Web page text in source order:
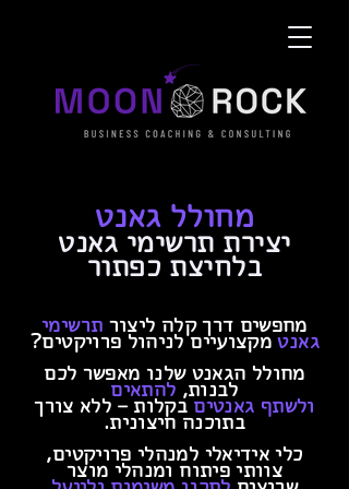
מחולל גאנט
יצירת תרשימי גאנט
בלחיצת כפתור
מחפשים דרך קלה ליצור תרשימי
גאנטמקצועיים לניהול פרויקטים?
מחולל הגאנט שלנו מאפשר לכם
לבנות,להתאים
ולשתף גאנטיםבקלות – ללא צורך
בתוכנה חיצונית.
כלי אידיאלי למנהלי פרויקטים,
צוותי פיתוח ומנהלי מוצר